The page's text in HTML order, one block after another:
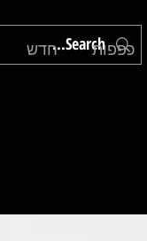
חדש כפפות